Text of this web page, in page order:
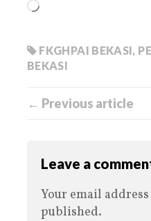
FKGHPAI BEKASI,
BEKASI
← Previous article
Leave a
Your email
published.